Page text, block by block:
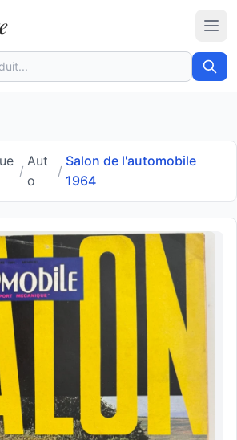
/
Aut
o
/
Salon de l'automobile
1964